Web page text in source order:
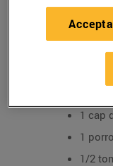
1 cap
1 porro
1/2